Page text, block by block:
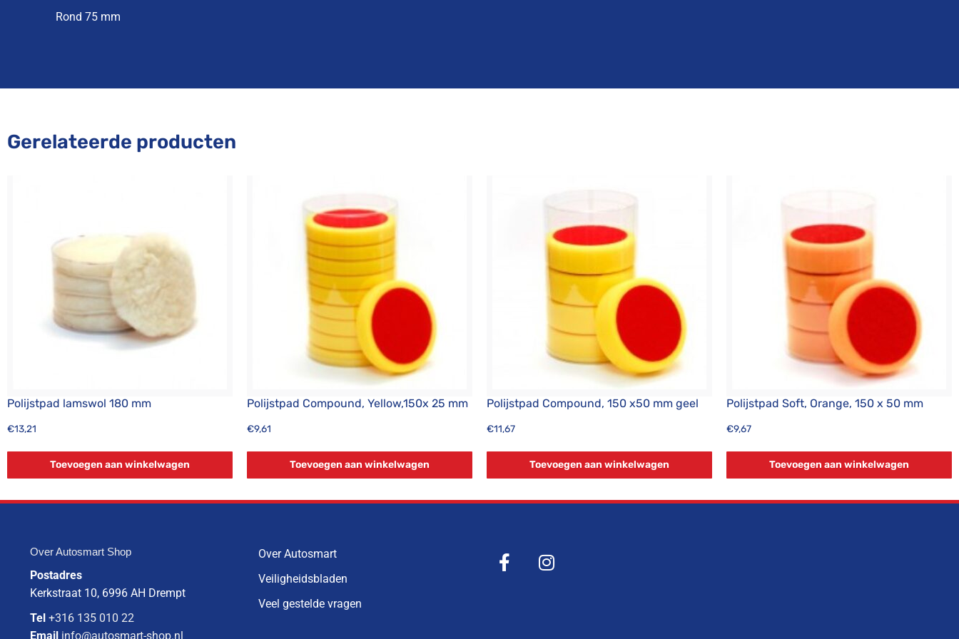
Rond 75 mm
Gerelateerde producten
Polijstpad lamswol 180 mm
€13,21
Toevoegen aan winkelwagen
Polijstpad Compound, Yellow,150x 25 mm
€9,61
Toevoegen aan winkelwagen
Polijstpad Compound, 150 x50 mm geel
€11,67
Toevoegen aan winkelwagen
Polijstpad Soft, Orange, 150 x 50 mm
€9,67
Toevoegen aan winkelwagen
Over Autosmart Shop
Postadres
Kerkstraat 10, 6996 AH Drempt
Tel +316 135 010 22
Email info@autosmart-shop.nl
Over Autosmart
Veiligheidsbladen
Veel gestelde vragen